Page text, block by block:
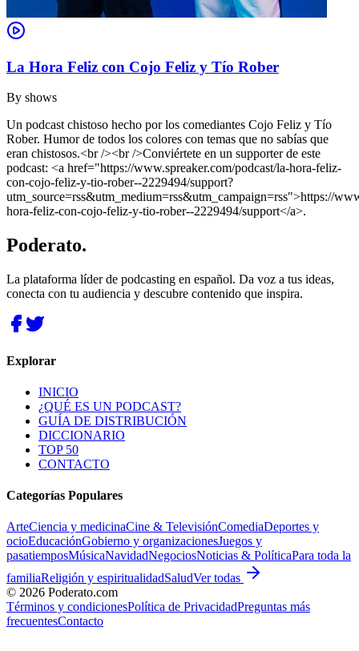
La Hora Feliz con Cojo Feliz y Tío Rober
By shows
Un podcast chistoso hecho por los comediantes Cojo Feliz y Tío
Rober. Humor de todos los colores con temas que no sabías que
eran chistosos.<br /><br />Conviértete en un supporter de este
podcast: <a href="https://www.spreaker.com/podcast/la-hora-feliz-
con-cojo-feliz-y-tio-rober--2229494/support?
utm_source=rss&utm_medium=rss&utm_campaign=rss">https://
hora-feliz-con-cojo-feliz-y-tio-rober--2229494/support</a>.
Poderato.
La plataforma líder de podcasting en español. Da voz a tus ideas,
conecta con tu audiencia y descubre contenido que inspira.
Explorar
INICIO
¿QUÉ ES UN PODCAST?
GUÍA DE DISTRIBUCIÓN
DICCIONARIO
TOP 50
CONTACTO
Categorías Populares
ArteCiencia y medicinaCine & TelevisiónComediaDeportes y
ocioEducaciónGobierno y organizacionesJuegos y
pasatiemposMúsicaNavidadNegociosNoticias & PolíticaPara toda la
familiaReligión y espiritualidadSaludVer todas
© 2026 Poderato.com
Términos y condicionesPolítica de PrivacidadPreguntas más
frecuentesContacto